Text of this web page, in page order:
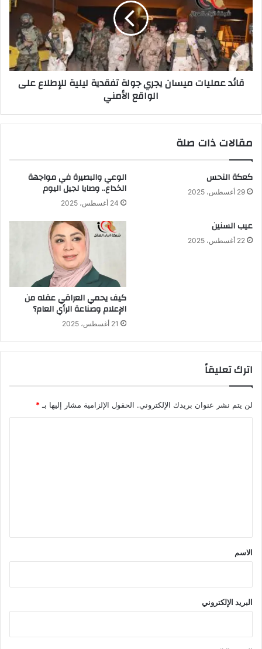
اليوم،
لمدينة
كربلاء
المقدسة
ولقائه
محافظها
الاستاذ
جاسم
.
يجري
جولة
تفقدية
ليلية
للإطلاع
على
الواقع
قائد عمليات ميسان يجري جولة تفقدية ليلية للإطلاع على
الواقع الأمني
مقالات ذات صلة
كعكة النحس
29 أغسطس، 2025
الوعي والبصيرة في مواجهة
الخداع.. وصايا لجيل اليوم
24 أغسطس، 2025
عيب السنين
22 أغسطس، 2025
كيف يحمي العراقي عقله من
الإعلام وصناعة الرأي العام؟
21 أغسطس، 2025
اترك تعليقاً
لن يتم نشر عنوان بريدك الإلكتروني. الحقول الإلزامية مشار إليها بـ *
*
الاسم
البريد الإلكتروني